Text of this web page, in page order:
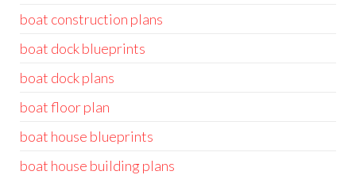
boat construction plans
boat dock blueprints
boat dock plans
boat floor plan
boat house blueprints
boat house building plans